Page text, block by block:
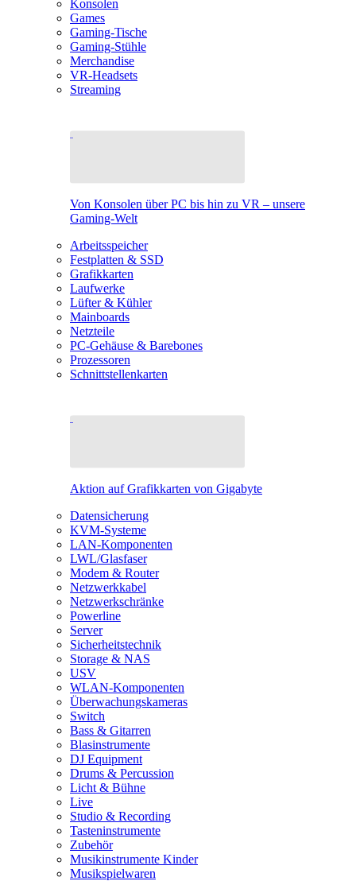
Konsolen
Games
Gaming-Tische
Gaming-Stühle
Merchandise
VR-Headsets
Streaming
Von Konsolen über PC bis hin zu VR – unsere
Gaming-Welt
Arbeitsspeicher
Festplatten & SSD
Grafikkarten
Laufwerke
Lüfter & Kühler
Mainboards
Netzteile
PC-Gehäuse & Barebones
Prozessoren
Schnittstellenkarten
Aktion auf Grafikkarten von Gigabyte
Datensicherung
KVM-Systeme
LAN-Komponenten
LWL/Glasfaser
Modem & Router
Netzwerkkabel
Netzwerkschränke
Powerline
Server
Sicherheitstechnik
Storage & NAS
USV
WLAN-Komponenten
Überwachungskameras
Switch
Bass & Gitarren
Blasinstrumente
DJ Equipment
Drums & Percussion
Licht & Bühne
Live
Studio & Recording
Tasteninstrumente
Zubehör
Musikinstrumente Kinder
Musikspielwaren